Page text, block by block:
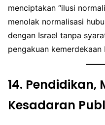
menciptakan “ilusi
menolak normalisasi
dengan Israel tanpa
pengakuan kemerdekaan
14. Pendidikan,
Kesadaran